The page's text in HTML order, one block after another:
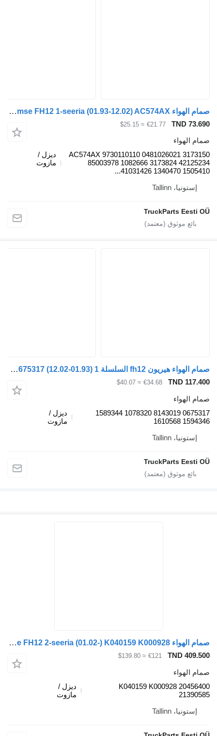
صمام الهواء Knorr-Bremse FH12 1-seeria (01.93-12.02) AC574AX لـ السيارات القاطرة Volvo FH12, FH16, NH12, FH, VNL780 (1993-2014)
€21.77
≈ $25.15
AC574AX 9730110110 0481026021
85003978 1082666 3173824
41031426 1340470
ديزل /
TruckParts
صمام الهواء هيريون fh12 السلسلة 1 (01.93-12.02) 0675317 لـ السيارات القاطرة Volvo FH12, FH16, NH12, FH, VNL780 (1993-2014)
TND
€34.68
≈ $40.07
0675317 8143019 1078320 1589344
ديزل /
TruckParts
صمام الهواء Knorr-Bremse FH12 2-seeria (01.02-) K040159 K000928 لـ السيارات القاطرة Volvo FH12, FH16, NH12, FH, VNL780 (1993-2014)
TND
€121
≈ $139.80
K040159 K000928